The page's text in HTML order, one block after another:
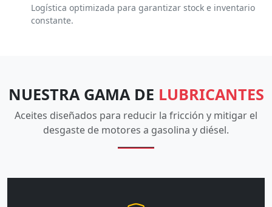
Logística optimizada para garantizar stock e inventario
constante.
NUESTRA GAMA DE LUBRICANTES
Aceites diseñados para reducir la fricción y mitigar el
desgaste de motores a gasolina y diésel.